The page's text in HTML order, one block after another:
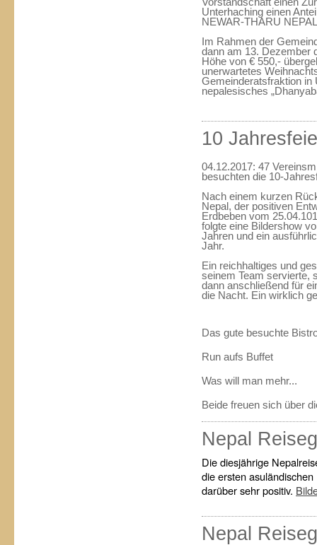
Unterhaching einen
NEWAR-THARU
Im Rahmen der
dann am 13. Dezember
Höhe von € 550,-
unerwartetes
Gemeinderatsfraktion in
nepalesisches
10
04.12.2017: 47
besuchten die 10-
Nach einem kurzen
Nepal, der positiven
Erdbeben vom
folgte eine Bildershow
Jahren und ein
Jahr.
Ein reichhaltiges und
seinem Team servierte,
dann anschließend für
die Nacht. Ein wirklich
Das gute besuchte
Run aufs Buffet
Was will man mehr...
Beide freuen sich über
Nepal
Die diesjährige
die ersten
darüber sehr positiv.
Nepal